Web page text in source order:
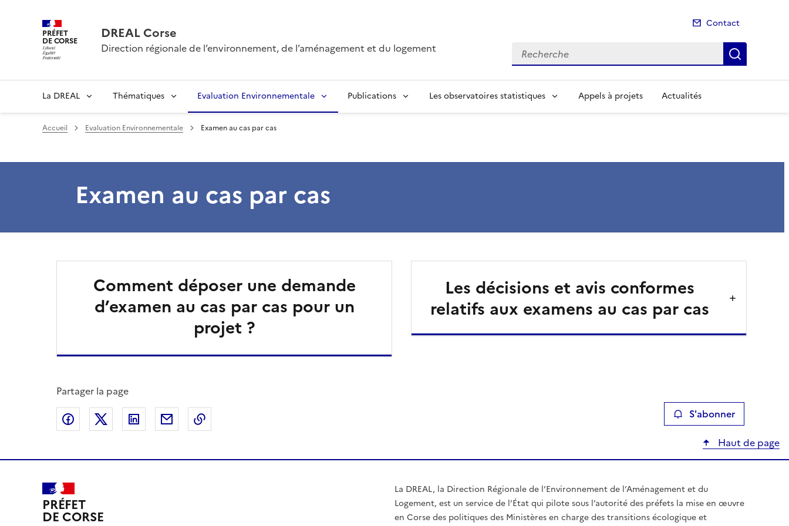
PRÉFET
DE CORSE DREAL Corse
Direction régionale de l’environnement, de l’aménagement et du logement
Contact
Recherche
La DREAL Thématiques Evaluation Environnementale Publications Les observatoires statistiques Appels à projets Actualités
Accueil Evaluation Environnementale Examen au cas par cas
Examen au cas par cas
Comment déposer une demande
d’examen au cas par cas pour un
projet ?
Les décisions et avis conformes
relatifs aux examens au cas par cas
Partager la page
Partager sur Facebook
Partager sur XPartager sur LinkedIn
Partager par email S'abonner
Haut de page
PRÉFET
DE CORSE
La DREAL, la Direction Régionale de l’Environnement de l’Aménagement et du
Logement, est un service de l’État qui pilote sous l’autorité des préfets la mise en œuvre
en Corse des politiques des Ministères en charge des transitions écologique et